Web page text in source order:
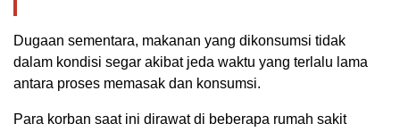
Dugaan sementara, makanan yang dikonsumsi tidak
dalam kondisi segar akibat jeda waktu yang terlalu lama
antara proses memasak dan konsumsi.
Para korban saat ini dirawat di beberapa rumah sakit